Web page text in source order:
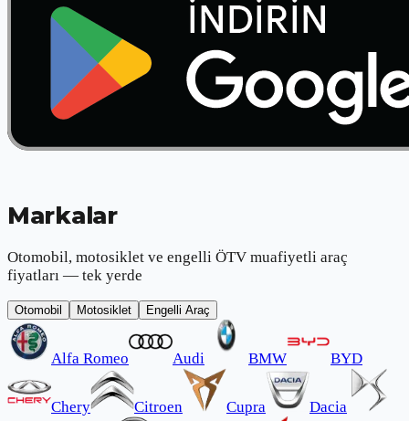
Markalar
Otomobil, motosiklet ve engelli ÖTV muafiyetli araç
fiyatları — tek yerde
Otomobil Motosiklet Engelli Araç
Alfa Romeo Audi BMW BYD
Chery Citroen Cupra Dacia